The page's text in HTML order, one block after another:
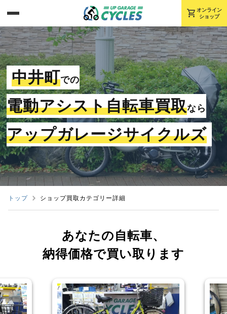
shopping_cart オンライン
ショップ
中井町での
電動アシスト自転車買取なら
アップガレージサイクルズ
トップ ショップ買取カテゴリー詳細
あなたの自転車、
納得価格で買い取ります